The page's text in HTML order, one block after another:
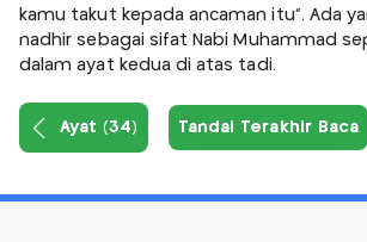
kamu takut kepada ancaman itu". Ada
nadhir sebagai sifat Nabi Muhammad
dalam ayat kedua di atas tadi.
Ayat (34) Tandai Terakhir Baca